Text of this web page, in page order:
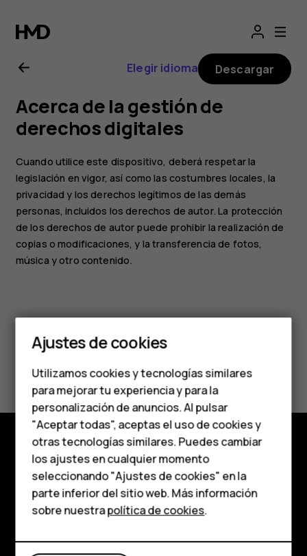
Guía
del
usuario
de
Nokia
2.1
Teléfonos clásicos
Teléfonos para
personas mayores
Accesorios
HMD Terra M
Para empresas
Tabletas
Tienda
Elegir idioma Descargar
Acerca de la gestión de
derechos digitales
Cuando utilice este dispositivo, deberá respetar la
legislación en vigor, así como las costumbres locales, la
privacidad y los derechos legítimos de las demás
personas, incluidos los derechos de autor. La protección
de los derechos de autor puede prohibir la realización de
copias o modificaciones, y la transferencia de fotos,
música y otro contenido.
¿Te ha parecido útil?
Sí No
Tienda
Acerca de
Planet and people
Asistencia
Ajustes de cookies
Utilizamos cookies y tecnologías similares
para mejorar tu experiencia y para la
personalización de anuncios. Al pulsar
"Aceptar todas", aceptas el uso de cookies y
otras tecnologías similares. Puedes cambiar
los ajustes en cualquier momento
seleccionando "Ajustes de cookies" en la
parte inferior del sitio web. Más información
sobre nuestrapolítica de cookies.